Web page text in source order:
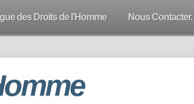
des Droits de l’Homme Nous Contacter.